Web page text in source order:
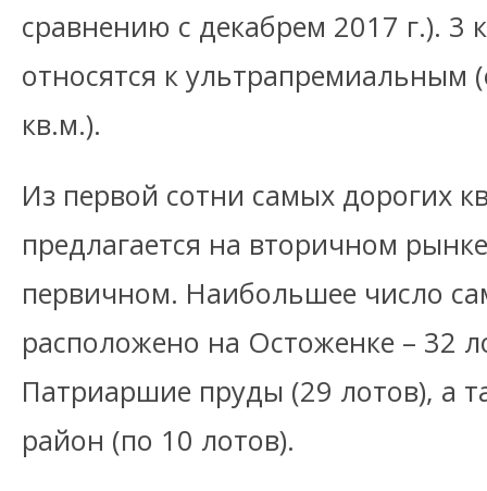
сравнению с декабрем 2017 г.). 3
относятся к
кв.м.).
Из первой сотни самых дорогих
предлагается на вторичном
первичном. Наибольшее число
расположено на Остоженке – 32
Патриаршие пруды (29 лотов), а
район (по 10 лотов).